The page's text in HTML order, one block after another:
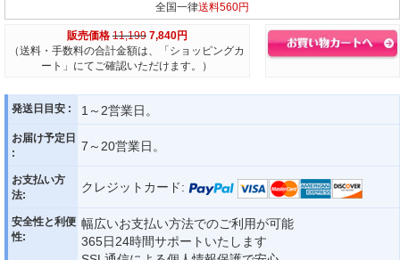
全国一律送料560円
販売価格 11,199 7,840円
（送料・手数料の合計金額は、「ショッピングカ
ート」にてご確認いただけます。）
発送日目安 : 1～2営業日。
お届け予定日
:
7～20営業日。
お支払い方
法:
クレジットカード:
安全性と利便
性:
幅広いお支払い方法でのご利用が可能
365日24時間サポートいたします